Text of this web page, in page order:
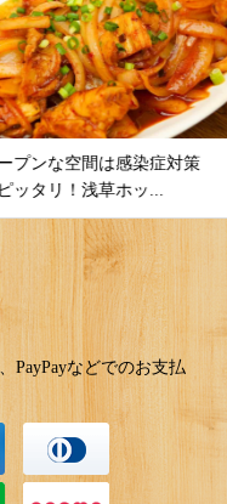
プンな空間は感染症対策
ッタリ！浅草ホッ...
PayPayなどでのお支払